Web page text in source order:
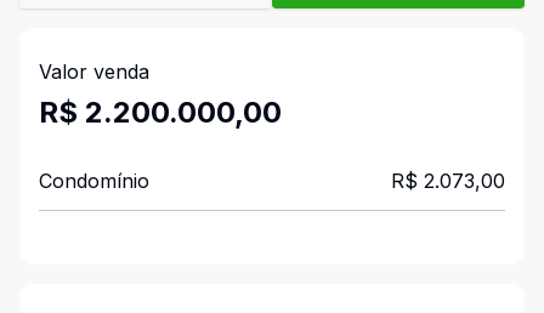
Valor venda
R$ 2.200.000,00
Condomínio R$ 2.073,00